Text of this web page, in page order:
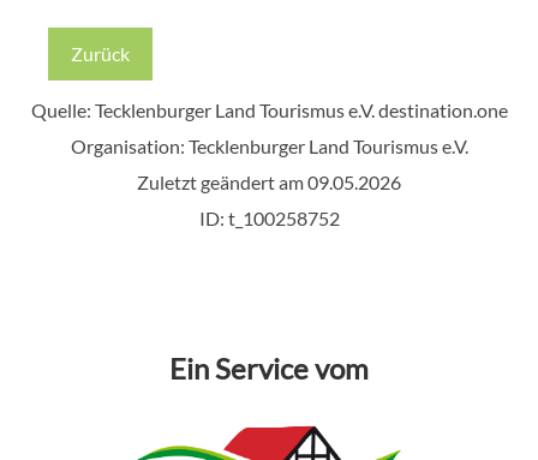
Zurück
Quelle: Tecklenburger Land Tourismus e.V.destination.one
Organisation: Tecklenburger Land Tourismus e.V.
Zuletzt geändert am 09.05.2026
ID: t_100258752
Ein Service vom